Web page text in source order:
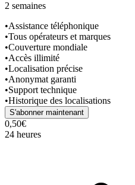
2 semaines
•Assistance téléphonique
•Tous opérateurs et marques
•Couverture mondiale
•Accès illimité
•Localisation précise
•Anonymat garanti
•Support technique
•Historique des localisations
S'abonner maintenant
0,50€
24 heures